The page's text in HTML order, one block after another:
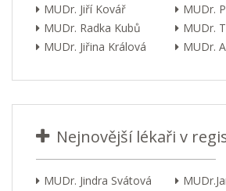
MUDr. Jiří Kovář
MUDr.
MUDr. Radka Kubů
MUDr.
MUDr. Jiřina Králová
MUDr.
Nejnovější lékaři v
MUDr. Jindra Svátová